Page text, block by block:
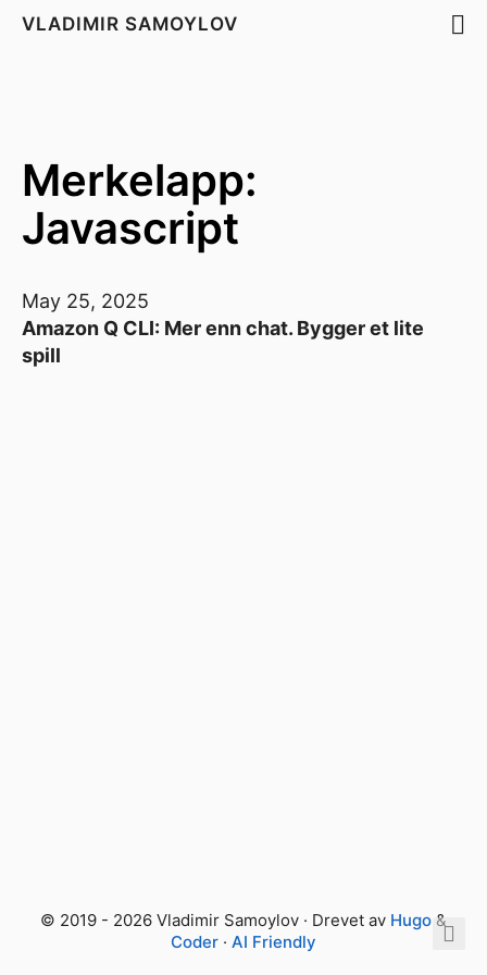
VLADIMIR SAMOYLOV
Merkelapp:
Javascript
May 25, 2025
Amazon Q CLI: Mer enn chat. Bygger et lite
spill
© 2019 - 2026 Vladimir Samoylov · Drevet av Hugo &
Coder · AI Friendly